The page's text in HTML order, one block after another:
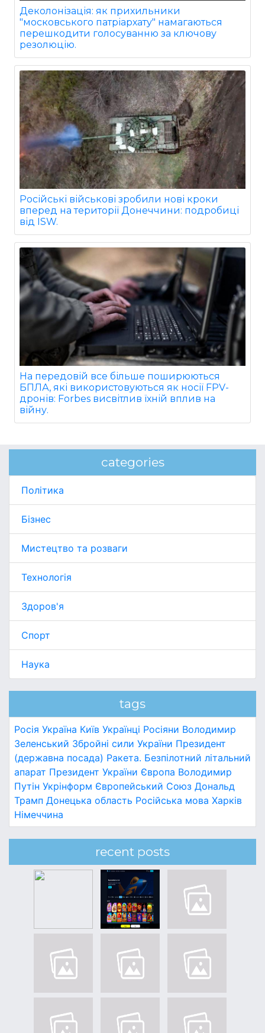
Деколонізація: як прихильники
"московського патріархату" намагаються
перешкодити голосуванню за ключову
резолюцію.
Російські військові зробили нові кроки
вперед на території Донеччини: подробиці
від ISW.
На передовій все більше поширюються
БПЛА, які використовуються як носії FPV-
дронів: Forbes висвітлив їхній вплив на
війну.
categories
Політика
Бізнес
Мистецтво та розваги
Технологія
Здоров'я
Спорт
Наука
tags
Росія Україна Київ Українці Росіяни Володимир
Зеленський Збройні сили України Президент
(державна посада) Ракета. Безпілотний літальний
апарат Президент України Європа Володимир
Путін Укрінформ Європейський Союз Дональд
Трамп Донецька область Російська мова Харків
Німеччина
recent posts